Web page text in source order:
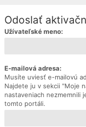
Odoslať
Užívateľské meno:
E-mailová adresa:
Musíte uviesť e-mailovú
Najdete ju v sekcii "Moje
nastaveniach nezmemnili
tomto portáli.